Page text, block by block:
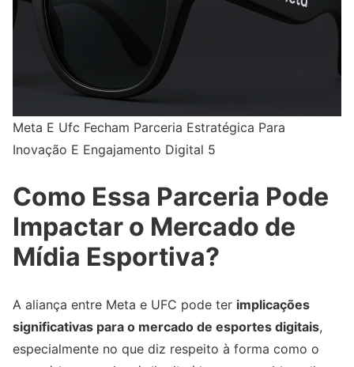
Meta E Ufc Fecham Parceria Estratégica Para
Inovação E Engajamento Digital 5
Como Essa Parceria Pode
Impactar o Mercado de
Mídia Esportiva?
A aliança entre Meta e UFC pode ter implicações
significativas para o mercado de esportes digitais,
especialmente no que diz respeito à forma como o